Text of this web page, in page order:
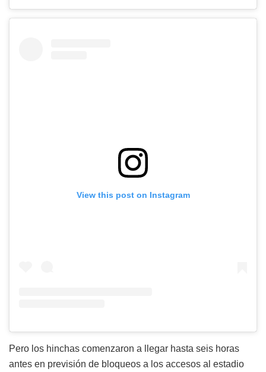
View this post on Instagram
Pero los hinchas comenzaron a llegar hasta seis horas
antes en previsión de bloqueos a los accesos al estadio